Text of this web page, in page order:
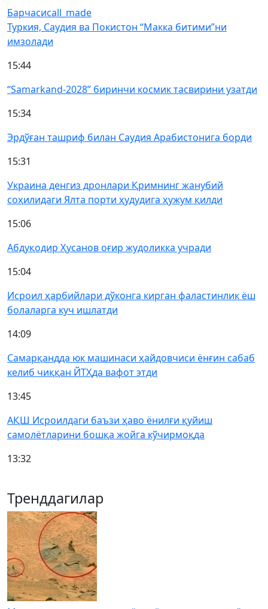
Барчасиcall_made
Туркия, Саудия ва Покистон “Макка битими”ни
имзолади
15:44
“Samarkand-2028” биринчи космик тасвирини узатди
15:34
Эрдўған ташриф билан Саудия Арабистонига борди
15:31
Украина денгиз дронлари Қримнинг жанубий
соҳилидаги Ялта порти ҳудудига ҳужум қилди
15:06
Абдуқодир Ҳусанов оғир жудоликка учради
15:04
Исроил ҳарбийлари дўконга кирган фаластинлик ёш
болаларга куч ишлатди
14:09
Самарқандда юк машинаси ҳайдовчиси ёнғин сабаб
келиб чиққан ЙТҲда вафот этди
13:45
АҚШ Исроилдаги баъзи ҳаво ёнилғи қуйиш
самолётларини бошқа жойга кўчирмоқда
13:32
Тренддагилар